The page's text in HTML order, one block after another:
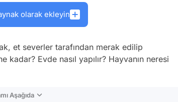
olarak ekleyin
et severler tarafından merak edilip
kadar? Evde nasıl yapılır? Hayvanın neresi
Aşağıda